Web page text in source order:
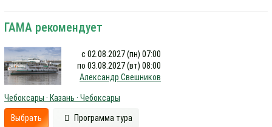
ГАМА рекомендует
с 02.08.2027 (пн) 07:00
по 03.08.2027 (вт) 08:00
Александр Свешников
Чебоксары · Казань · Чебоксары
Выбрать Программа тура